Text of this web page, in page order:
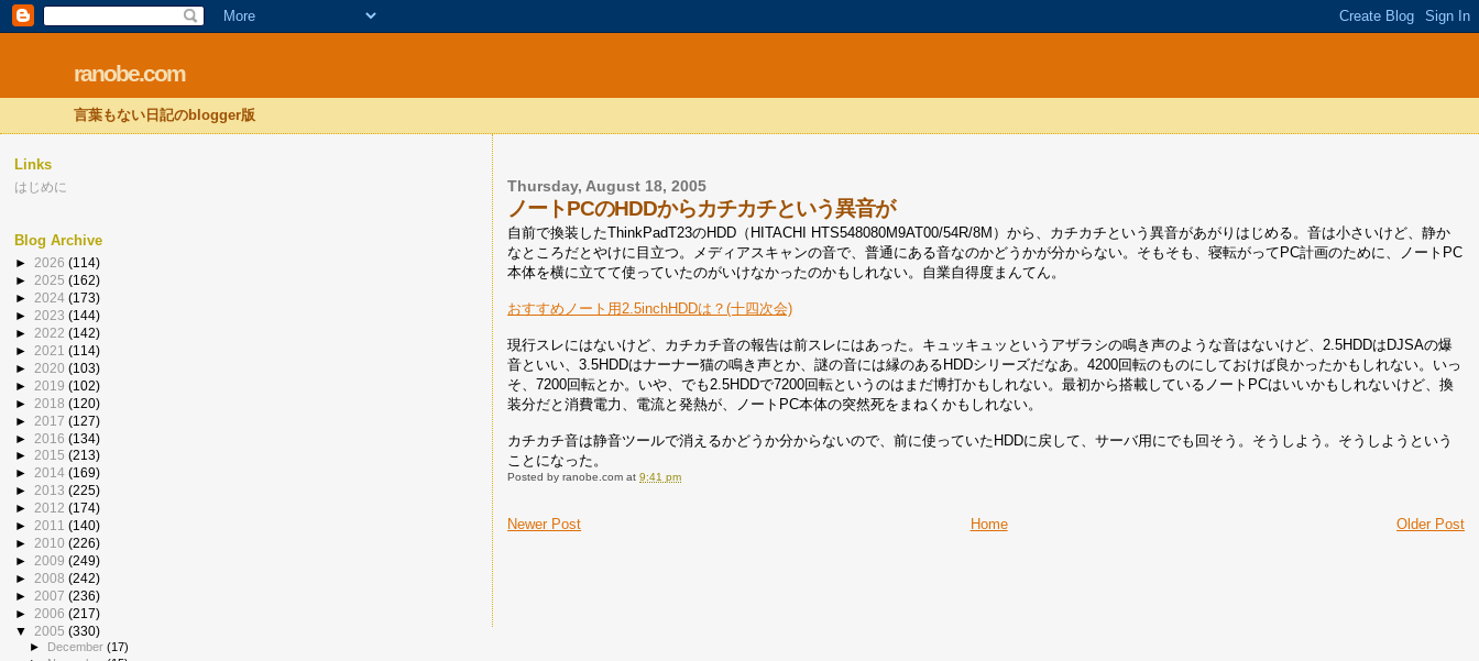
ranobe.com
言葉もない日記のblogger版
Thursday, August 18, 2005
ノートPCのHDDからカチカチという異音が
自前で換装したThinkPadT23のHDD（HITACHI HTS548080M9AT00/54R/8M）から、カチカチという異音があがりはじめる。音は小さいけど、静か
なところだとやけに目立つ。メディアスキャンの音で、普通にある音なのかどうかが分からない。そもそも、寝転がってPC計画のために、ノートPC
本体を横に立てて使っていたのがいけなかったのかもしれない。自業自得度まんてん。
おすすめノート用2.5inchHDDは？(十四次会)
現行スレにはないけど、カチカチ音の報告は前スレにはあった。キュッキュッというアザラシの鳴き声のような音はないけど、2.5HDDはDJSAの爆
音といい、3.5HDDはナーナー猫の鳴き声とか、謎の音には縁のあるHDDシリーズだなあ。4200回転のものにしておけば良かったかもしれない。いっ
そ、7200回転とか。いや、でも2.5HDDで7200回転というのはまだ博打かもしれない。最初から搭載しているノートPCはいいかもしれないけど、換
装分だと消費電力、電流と発熱が、ノートPC本体の突然死をまねくかもしれない。
カチカチ音は静音ツールで消えるかどうか分からないので、前に使っていたHDDに戻して、サーバ用にでも回そう。そうしよう。そうしようという
ことになった。
Posted byranobe.com at9:41 pm
Newer Post Older Post
Home
Links
はじめに
Blog Archive
► 2026 (114)
► 2025 (162)
► 2024 (173)
► 2023 (144)
► 2022 (142)
► 2021 (114)
► 2020 (103)
► 2019 (102)
► 2018 (120)
► 2017 (127)
► 2016 (134)
► 2015 (213)
► 2014 (169)
► 2013 (225)
► 2012 (174)
► 2011 (140)
► 2010 (226)
► 2009 (249)
► 2008 (242)
► 2007 (236)
► 2006 (217)
▼ 2005 (330)
► December(17)